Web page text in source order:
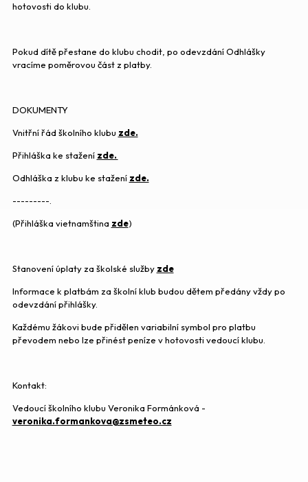
hotovosti do klubu.
Pokud dítě přestane do klubu chodit, po odevzdání Odhlášky
vracíme poměrovou část z platby.
DOKUMENTY
Vnitřní řád školního klubu zde.
Přihláška ke stažení zde.
Odhláška z klubu ke stažení zde.
---------.
(Přihláška vietnamština zde)
Stanovení úplaty za školské služby zde
Informace k platbám za školní klub budou dětem předány vždy po
odevzdání přihlášky.
Každému žákovi bude přidělen variabilní symbol pro platbu
převodem nebo lze přinést peníze v hotovosti vedoucí klubu.
Kontakt:
Vedoucí školního klubu Veronika Formánková -
veronika.formankova@zsmeteo.cz